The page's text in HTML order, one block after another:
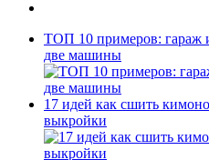
ТОП 10 примеров: гараж
две машины
17 идей как сшить
выкройки